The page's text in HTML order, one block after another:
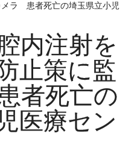
ラ 患者死亡の埼玉県立小児
内注射を
止策に監
者死亡の
医療セン